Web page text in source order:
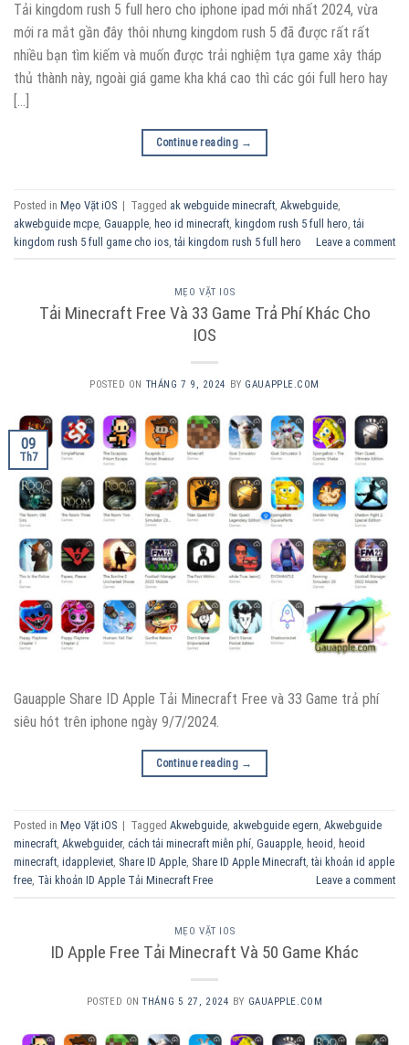
Tải kingdom rush 5 full hero cho iphone ipad mới nhất 2024, vừa
mới ra mắt gần đây thôi nhưng kingdom rush 5 đã được rất rất
nhiều bạn tìm kiếm và muốn được trải nghiệm tựa game xây tháp
thủ thành này, ngoài giá game kha khá cao thì các gói full hero hay
[…]
Continue reading →
Posted in Mẹo Vặt iOS | Tagged ak webguide minecraft Akwebguide
akwebguide mcpe Gauapple heo id minecraft kingdom rush 5 full hero ,tải
kingdom rush 5 full game cho ios ,tải kingdom rush 5 full hero Leave a comment
MẸO VẶT IOS
Tải Minecraft Free Và 33 Game Trả Phí Khác Cho
IOS
POSTED ON THÁNG 7 9, 2024 BY GAUAPPLE.COM
09
Th7
Gauapple Share ID Apple Tải Minecraft Free và 33 Game trả phí
siêu hót trên iphone ngày 9/7/2024.
Continue reading →
Posted in Mẹo Vặt iOS | Tagged Akwebguide, akwebguide egern, Akwebguide
minecraft, Akwebguider, cách tải minecraft miễn phí, Gauapple, heoid , heoid
minecraft, idappleviet, Share ID Apple, Share ID Apple Minecraft,tài khoản id apple
free, Tài khoản ID Apple Tải Minecraft Free Leave a comment
MẸO VẶT IOS
ID Apple Free Tải Minecraft Và 50 Game Khác
POSTED ONTHÁNG 5 27, 2024 BY GAUAPPLE.COM